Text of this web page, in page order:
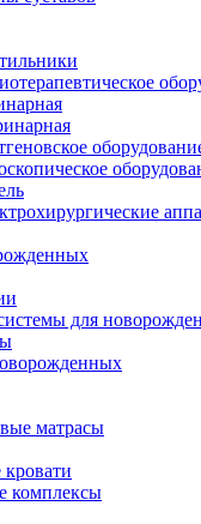
для
матрасы
комплексы